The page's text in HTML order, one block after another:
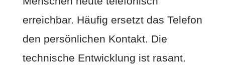
erreichbar. Häufig ersetzt das Telefon
den persönlichen Kontakt. Die
technische Entwicklung ist rasant.